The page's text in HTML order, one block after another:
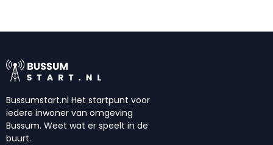
Bussumstart.nl Het startpunt voor
iedere inwoner van omgeving
Bussum. Weet wat er speelt in de
buurt.